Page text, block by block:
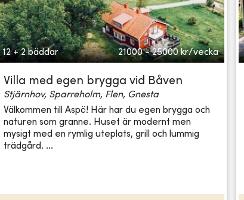
12 + 2 bäddar 21000 - 25000 kr/vecka
Villa med egen brygga vid Båven
Stjärnhov, Sparreholm, Flen, Gnesta
Välkommen till Aspö! Här har du egen brygga och
naturen som granne. Huset är modernt men
mysigt med en rymlig uteplats, grill och lummig
trädgård. ...